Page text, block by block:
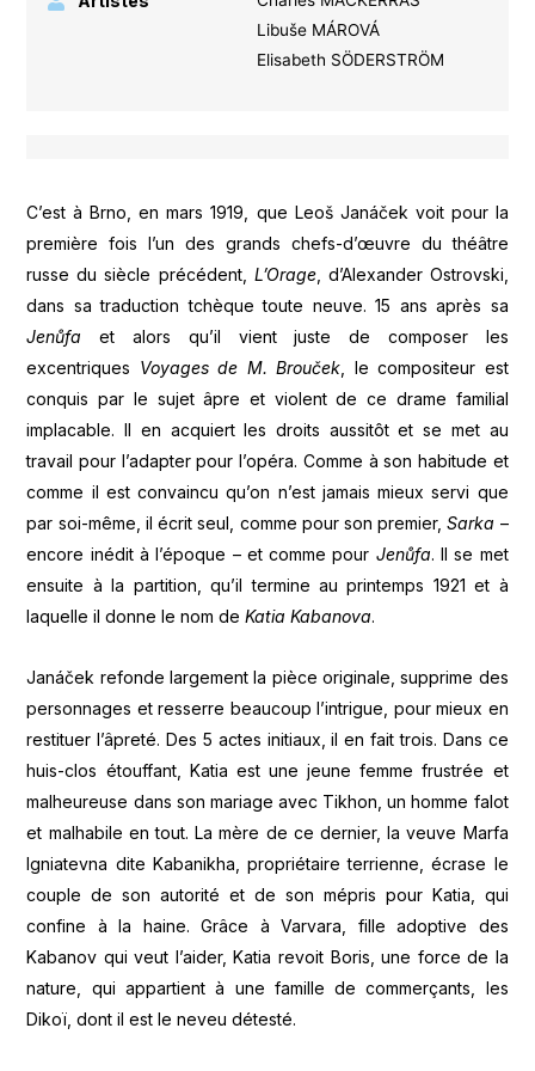
Libuše MÁROVÁ
Elisabeth SÖDERSTRÖM
C’est à Brno, en mars 1919, que Leoš Janáček voit pour la
première fois l’un des grands chefs-d’œuvre du théâtre
russe du siècle précédent, L’Orage, d’Alexander Ostrovski,
dans sa traduction tchèque toute neuve. 15 ans après sa
Jenůfa et alors qu’il vient juste de composer les
excentriques Voyages de M. Brouček , le compositeur est
conquis par le sujet âpre et violent de ce drame familial
implacable. Il en acquiert les droits aussitôt et se met au
travail pour l’adapter pour l’opéra. Comme à son habitude et
comme il est convaincu qu’on n’est jamais mieux servi que
par soi-même, il écrit seul, comme pour son premier,Sarka –
encore inédit à l’époque – et comme pour Jenůfa. Il se met
ensuite à la partition, qu’il termine au printemps 1921 et à
laquelle il donne le nom deKatia Kabanova.
Janáček refonde largement la pièce originale, supprime des
personnages et resserre beaucoup l’intrigue, pour mieux en
restituer l’âpreté. Des 5 actes initiaux, il en fait trois. Dans ce
huis-clos étouffant, Katia est une jeune femme frustrée et
malheureuse dans son mariage avec Tikhon, un homme falot
et malhabile en tout. La mère de ce dernier, la veuve Marfa
Igniatevna dite Kabanikha, propriétaire terrienne, écrase le
couple de son autorité et de son mépris pour Katia, qui
confine à la haine. Grâce à Varvara, fille adoptive des
Kabanov qui veut l’aider, Katia revoit Boris, une force de la
nature, qui appartient à une famille de commerçants, les
Dikoï, dont il est le neveu détesté.